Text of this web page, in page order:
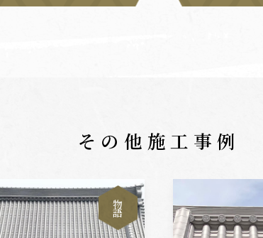
その他施工事例
物
語